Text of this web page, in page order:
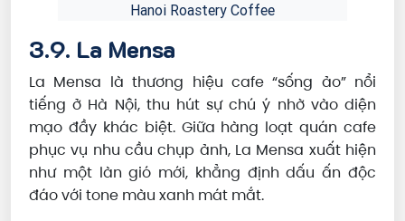
Hanoi Roastery Coffee
3.9. La Mensa
La Mensa là thương hiệu cafe “sống ảo” nổi
tiếng ở Hà Nội, thu hút sự chú ý nhờ vào diện
mạo đầy khác biệt. Giữa hàng loạt quán cafe
phục vụ nhu cầu chụp ảnh, La Mensa xuất hiện
như một làn gió mới, khẳng định dấu ấn độc
đáo với tone màu xanh mát mắt.